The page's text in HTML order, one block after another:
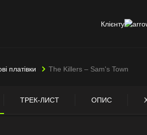
Клієнту
платівки The Killers – Sam's Town
ТРЕК-ЛИСТ ОПИС